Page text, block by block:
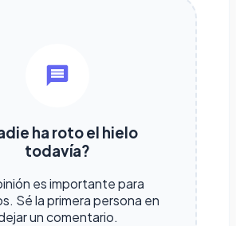
ha roto el hielo
todavía?
es importante para
Sé la primera persona en
un comentario.